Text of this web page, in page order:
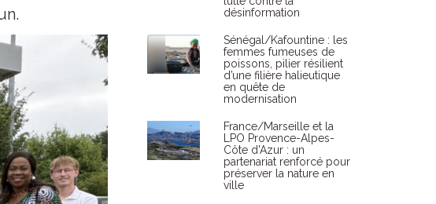
désinformation
Sénégal/Kafountine : les
femmes fumeuses de
poissons, pilier résilient
d’une filière halieutique
en quête de
modernisation
France/Marseille et la
LPO Provence-Alpes-
Côte d'Azur : un
partenariat renforcé pour
préserver la nature en
ville